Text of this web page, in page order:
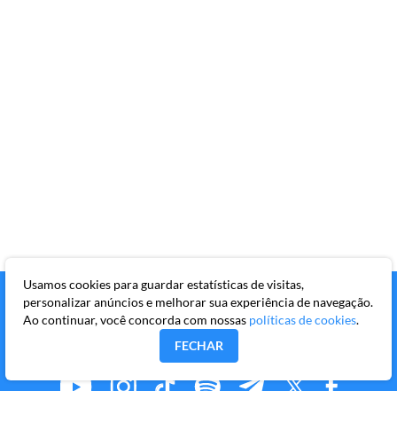
Usamos cookies para guardar estatísticas de visitas,
personalizar anúncios e melhorar sua experiência de navegação.
Ao continuar, você concorda com nossas políticas de cookies.
FECHAR